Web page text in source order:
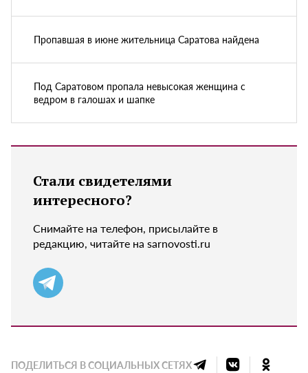
Пропавшая в июне жительница Саратова найдена
Под Саратовом пропала невысокая женщина с
ведром в галошах и шапке
Стали свидетелями
интересного?
Снимайте на телефон, присылайте в
редакцию, читайте на sarnovosti.ru
ПОДЕЛИТЬСЯ В СОЦИАЛЬНЫХ СЕТЯХ